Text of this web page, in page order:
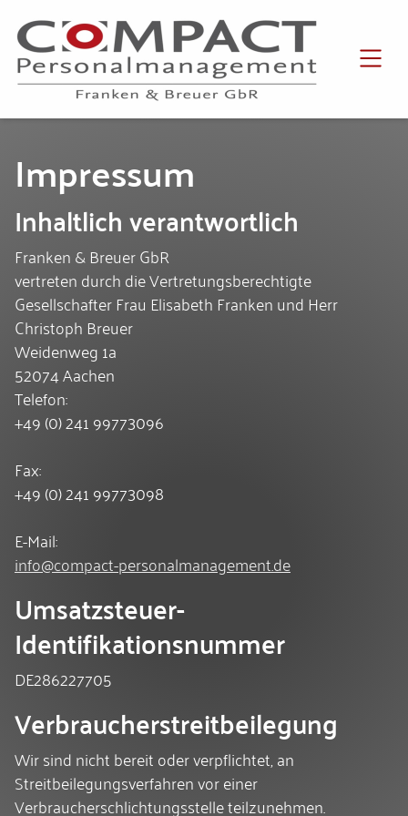
SKIP TO MAIN CONTENT
Impressum
Inhaltlich verantwortlich
Franken & Breuer GbR
vertreten durch dieVertretungsberechtigte
GesellschafterFrau Elisabeth Franken und Herr
Christoph Breuer
Weidenweg 1a
52074Aachen
Telefon:
+49 (0) 241 99773096
Fax:
+49 (0) 241 99773098
E-Mail:
info@compact-personalmanagement.de
Umsatzsteuer-
Identifikationsnummer
DE286227705
Verbraucherstreitbeilegung
Wir sind nicht bereit oder verpflichtet, an
Streitbeilegungsverfahren vor einer
Verbraucherschlichtungsstelle teilzunehmen.